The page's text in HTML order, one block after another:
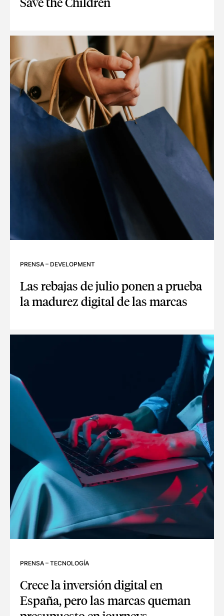
PRENSA – DEVELOPMENT
Las rebajas de julio ponen a prueba
la madurez digital de las marcas
PRENSA – TECNOLOGÍA
Crece la inversión digital en
España, pero las marcas queman